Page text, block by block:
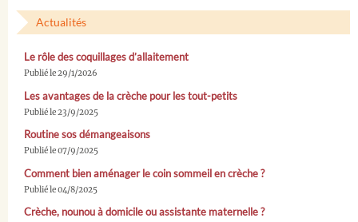
Actualités
Le rôle des coquillages d’allaitement
Publié le 29/1/2026
Les avantages de la crèche pour les tout-petits
Publié le 23/9/2025
Routine sos démangeaisons
Publié le 07/9/2025
Comment bien aménager le coin sommeil en crèche ?
Publié le 04/8/2025
Crèche, nounou à domicile ou assistante maternelle ?